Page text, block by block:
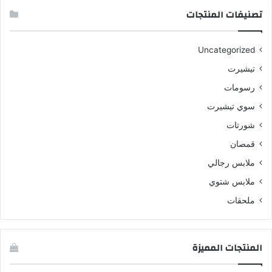
تصنيفات المنتجات
Uncategorized
تيشيرت
رسومات
سوي تيشيرت
شورتات
قمصان
ملابس رجالي
ملابس شتوي
ملحقات
المنتجات المميزة